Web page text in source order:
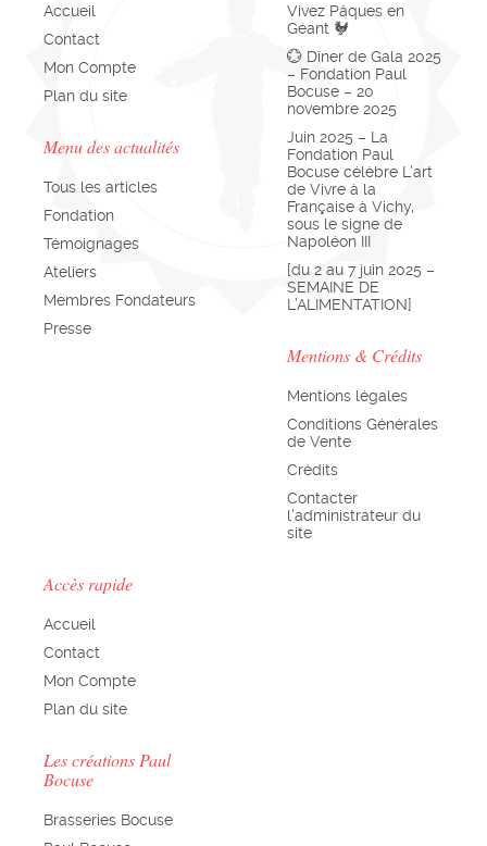
Accueil
Contact
Mon Compte
Plan du site
Menu des actualités
Tous les articles
Fondation
Témoignages
Ateliers
Membres Fondateurs
Presse
Vivez Pâques en
Géant 🐓
💮 Dîner de Gala 2025
– Fondation Paul
Bocuse – 20
novembre 2025
Juin 2025 – La
Fondation Paul
Bocuse célèbre L’art
de Vivre à la
Française à Vichy,
sous le signe de
Napoléon III
[du 2 au 7 juin 2025 –
SEMAINE DE
L’ALIMENTATION]
Mentions & Crédits
Mentions légales
Conditions Générales
de Vente
Crédits
Contacter
l'administrateur du
site
Accès rapide
Accueil
Contact
Mon Compte
Plan du site
Les créations Paul
Bocuse
Brasseries Bocuse